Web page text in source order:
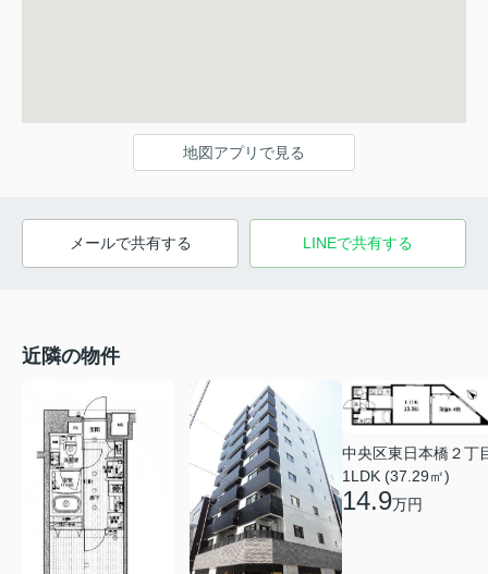
地図アプリで見る
メールで共有する LINEで共有する
近隣の物件
中央区東日本橋２丁
1LDK (37.29㎡)
14.9万円